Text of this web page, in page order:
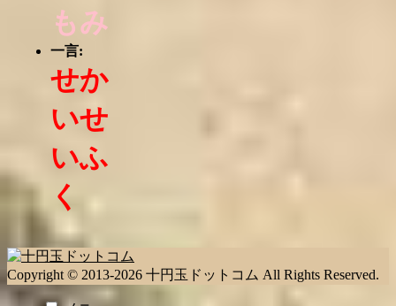
もみ
一言:
せか
いせ
いふ
く
Copyright © 2013-2026 十円玉ドットコム All Rights Reserved.